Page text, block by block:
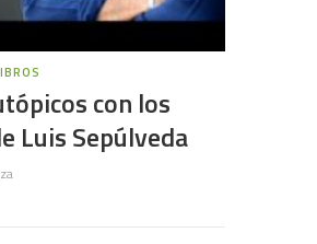
con los
Luis Sepúlveda